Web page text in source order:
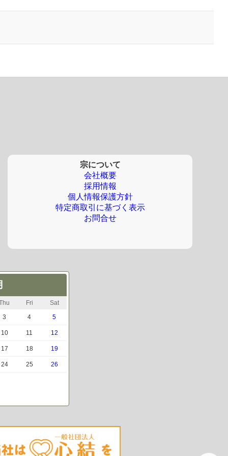
宗について
会社概要
採用情報
個人情報保護方針
特定商取引に基づく表示
お問合せ
Fri
Sat
3
4 5
10 11 12
17 18 19
24 25 26